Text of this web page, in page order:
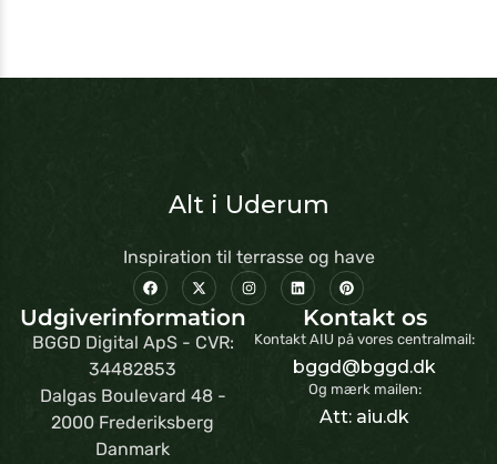
Alt i Uderum
Inspiration til terrasse og have
Udgiverinformation
BGGD Digital ApS - CVR:
34482853
Dalgas Boulevard 48 -
2000 Frederiksberg
Danmark
Kontakt os
Kontakt AIU på vores centralmail:
bggd@bggd.dk
Og mærk mailen:
Att: aiu.dk